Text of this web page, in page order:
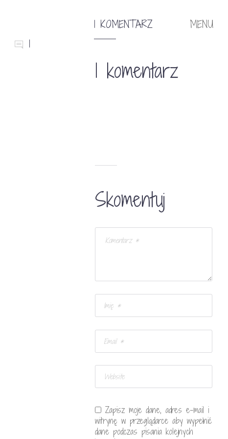
1
1 KOMENTARZ MENU
1 komentarz
Skomentuj
Zapisz moje dane, adres e-mail i
witrynę w przeglądarce aby wypełnić
dane podczas pisania kolejnych